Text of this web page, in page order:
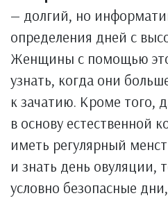
— долгий, но
определения дней с
Женщины с помощью
узнать, когда они
к зачатию. Кроме того,
в основу естественной
иметь регулярный
и знать день овуляции,
условно безопасные